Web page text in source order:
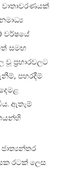
වර්ෂයේ
සමඟ
ප්‍රහාරවලට
පහරදීම්
ඇතැම්
රටක් ලෙස